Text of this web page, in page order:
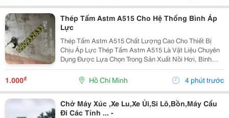
Thép Tấm Astm A515 Cho Hệ Thống Bình Áp
Lực
Thép Tấm Astm A515 Chất Lượng Cao Cho Thiết Bị
Chịu Áp Lực Thép Tấm Astm A515 Là Vật Liệu Chuyên
Dụng Được Lựa Chọn Trong Sản Xuất Nồi Hơi, Bình
Chịu Áp, Bồn Chứa Công Nghiệp Và Các Thiết Bị Làm
Việc Ở Nhiệt Độ Cao. Với Khả Năng Chịu Áp Lực Tốt,
1.000₫ Hồ Chí Minh 4 phút trước
Chở Máy Xúc ,Xe Lu,Xe Ủi,Si Lô,Bồn,Máy Cẩu
Đi Các Tỉnh ... -